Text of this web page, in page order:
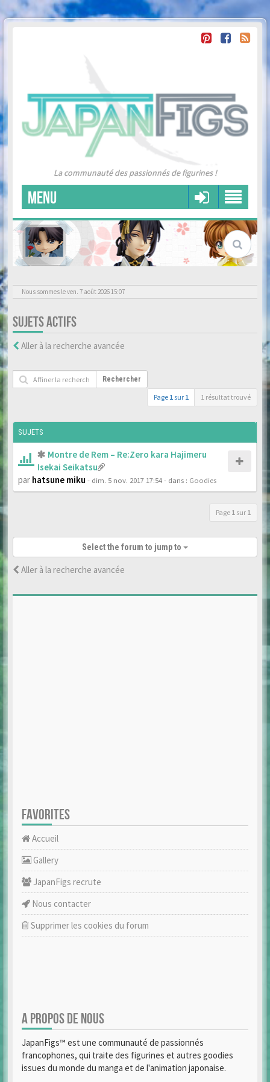
La communauté des passionnés de figurines !
MENU
Nous sommes le ven. 7 août 2026 15:07
SUJETS ACTIFS
Aller à la recherche avancée
Rechercher
Page 1 sur 1 1 résultat trouvé
SUJETS
Montre de Rem – Re:Zero kara Hajimeru
Isekai Seikatsu
par hatsune miku - dim. 5 nov. 2017 17:54- dans : Goodies
Page 1 sur 1
Select the forum to jump to
Aller à la recherche avancée
FAVORITES
Accueil
Gallery
JapanFigs recrute
Nous contacter
Supprimer les cookies du forum
A PROPOS DE NOUS
JapanFigs™ est une communauté de passionnés
francophones, qui traite des figurines et autres goodies
issues du monde du manga et de l'animation japonaise.